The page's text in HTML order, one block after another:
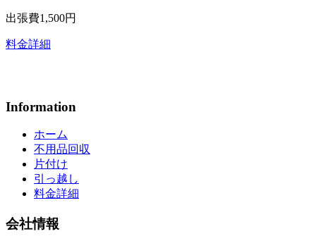
出張費1,500円
料金詳細
Information
ホーム
不用品回収
片付け
引っ越し
料金詳細
会社情報